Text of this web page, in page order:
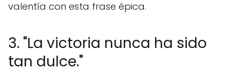
valentía con esta frase épica.
3. "La victoria nunca ha sido
tan dulce."